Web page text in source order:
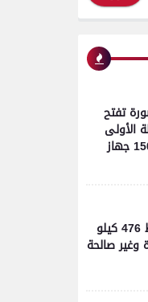
تفتح
الأولى
للتنسيق بـ4 مقار و150 جهاز
تموين الفيوم : ضبط 476 كيلو
صالحة